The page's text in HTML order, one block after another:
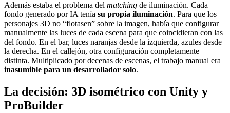
Además estaba el problema del matching de iluminación. Cada
fondo generado por IA tenía su propia iluminación. Para que los
personajes 3D no “flotasen” sobre la imagen, había que configurar
manualmente las luces de cada escena para que coincidieran con las
del fondo. En el bar, luces naranjas desde la izquierda, azules desde
la derecha. En el callejón, otra configuración completamente
distinta. Multiplicado por decenas de escenas, el trabajo manual era
inasumible para un desarrollador solo.
La decisión: 3D isométrico con Unity y
ProBuilder